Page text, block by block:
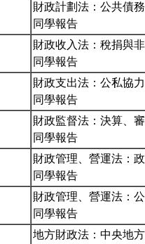
財政計劃法：公共債務
同學報告
財政收入法：稅捐與
同學報告
財政支出法：公私協
同學報告
財政監督法：決算、
同學報告
財政管理、營運法：
同學報告
財政管理、營運法：
同學報告
地方財政法：中央地